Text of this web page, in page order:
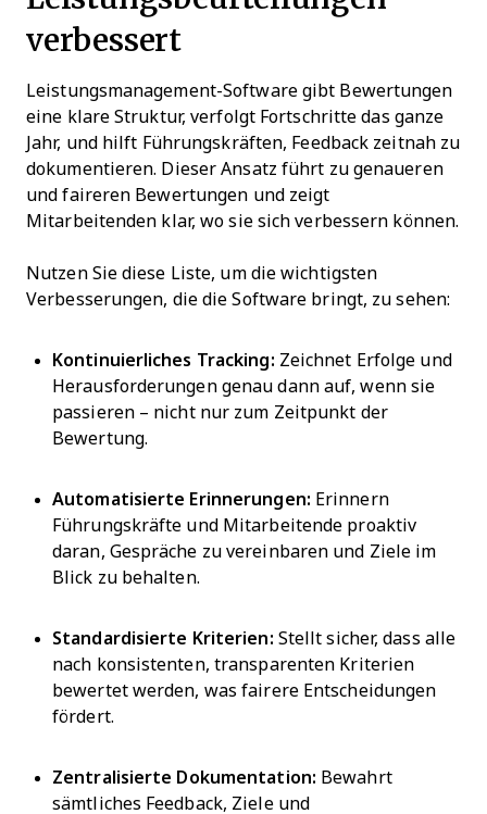
verbessert
Leistungsmanagement-Software gibt Bewertungen
eine klare Struktur, verfolgt Fortschritte das ganze
Jahr, und hilft Führungskräften, Feedback zeitnah zu
dokumentieren. Dieser Ansatz führt zu genaueren
und faireren Bewertungen und zeigt
Mitarbeitenden klar, wo sie sich verbessern können.
Nutzen Sie diese Liste, um die wichtigsten
Verbesserungen, die die Software bringt, zu sehen:
Kontinuierliches Tracking: Zeichnet Erfolge und
Herausforderungen genau dann auf, wenn sie
passieren – nicht nur zum Zeitpunkt der
Bewertung.
Automatisierte Erinnerungen: Erinnern
Führungskräfte und Mitarbeitende proaktiv
daran, Gespräche zu vereinbaren und Ziele im
Blick zu behalten.
Standardisierte Kriterien: Stellt sicher, dass alle
nach konsistenten, transparenten Kriterien
bewertet werden, was fairere Entscheidungen
fördert.
Zentralisierte Dokumentation: Bewahrt
sämtliches Feedback, Ziele und